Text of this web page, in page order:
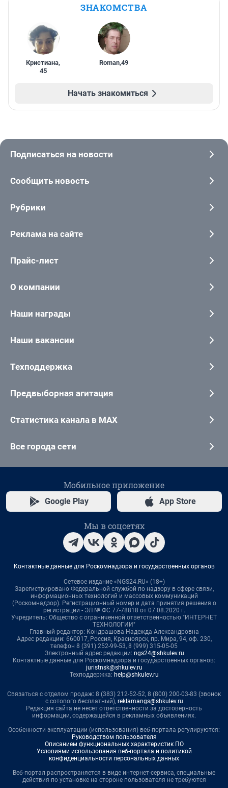
ЗНАКОМСТВА
Кристиана,
45
Roman,49
Начать знакомиться
Подписаться на новости
Сообщить новость
Рубрики
Реклама на сайте
Прайс-лист
О компании
Наши награды
Наши вакансии
Техподдержка
Предвыборная агитация
Статистика канала в MAX
Все города сети
Мобильное приложение
Google Play App Store
Мы в соцсетях
Контактные данные для Роскомнадзора и государственных органов
Сетевое издание «NGS24.RU» (18+)
Зарегистрировано Федеральной службой по надзору в сфере связи,
информационных технологий и массовых коммуникаций
(Роскомнадзор). Регистрационный номер и дата принятия решения о
регистрации - ЭЛ № ФС 77-78818 от 07.08.2020 г.
Учредитель: Общество с ограниченной ответственностью "ИНТЕРНЕТ
ТЕХНОЛОГИИ"
Главный редактор: Кондрашова Надежда Александровна
Адрес редакции: 660017, Россия, Красноярск, пр. Мира, 94, оф. 230,
телефон 8 (391) 252-99-53, 8 (999) 315-05-05
Электронный адрес редакции: ngs24@shkulev.ru
Контактные данные для Роскомнадзора и государственных органов:
juristnsk@shkulev.ru
Техподдержка: help@shkulev.ru
Связаться с отделом продаж: 8 (383) 212-52-52, 8 (800) 200-03-83 (звонок
с сотового бесплатный), reklamangs@shkulev.ru
Редакция сайта не несет ответственности за достоверность
информации, содержащейся в рекламных объявлениях.
Особенности эксплуатации (использования) веб-портала регулируются:
Руководством пользователя
Описанием функциональных характеристик ПО
Условиями использования веб-портала и политикой
конфиденциальности персональных данных
Веб-портал распространяется в виде интернет-сервиса, специальные
действия по установке на стороне пользователя не требуются